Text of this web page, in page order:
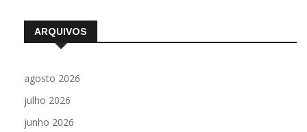
ARQUIVOS
agosto 2026
julho 2026
junho 2026